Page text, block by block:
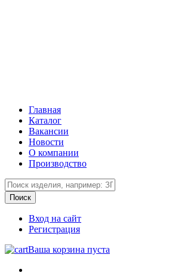
Главная
Каталог
Вакансии
Новости
О компании
Производство
Вход на сайт
Регистрация
Ваша корзина пуста